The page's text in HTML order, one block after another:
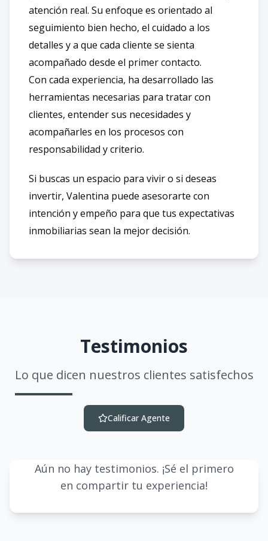
atención real. Su enfoque es orientado al
seguimiento bien hecho, el cuidado a los
detalles y a que cada cliente se sienta
acompañado desde el primer contacto.
Con cada experiencia, ha desarrollado las
herramientas necesarias para tratar con
clientes, entender sus necesidades y
acompañarles en los procesos con
responsabilidad y criterio.
Si buscas un espacio para vivir o si deseas
invertir, Valentina puede asesorarte con
intención y empeño para que tus expectativas
inmobiliarias sean la mejor decisión.
Testimonios
Lo que dicen nuestros clientes satisfechos
Calificar Agente
Aún no hay testimonios. ¡Sé el primero
en compartir tu experiencia!